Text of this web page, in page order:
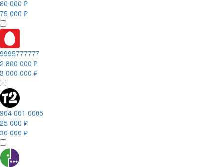
60 000 ₽
75 000 ₽
9995777777
2 800 000 ₽
3 000 000 ₽
904 001 0005
25 000 ₽
30 000 ₽